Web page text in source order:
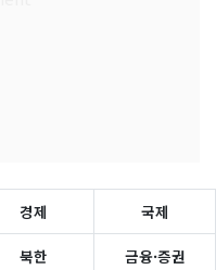
경제 국제
북한 금융·증권